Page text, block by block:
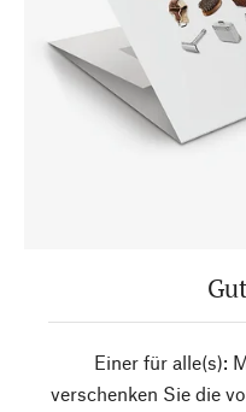
Einer für alle(s):
verschenken Sie die